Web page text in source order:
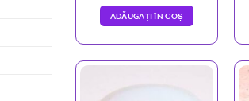
ADĂUGAȚI ÎN COȘ